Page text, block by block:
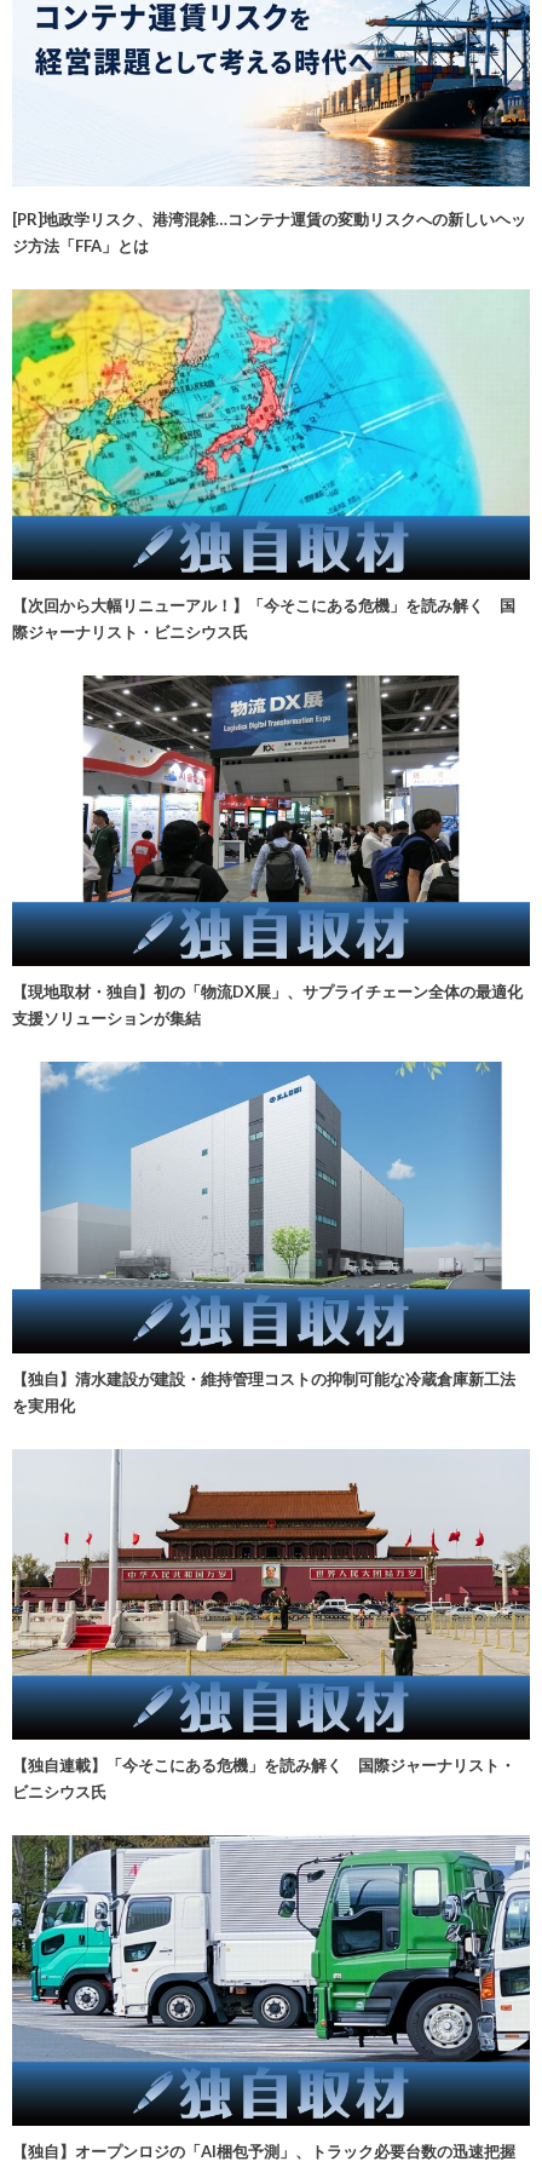
[PR]地政学リスク、港湾混雑…コンテナ運賃の変動リスクへの新しいヘッ
ジ方法「FFA」とは
【次回から大幅リニューアル！】「今そこにある危機」を読み解く 国
際ジャーナリスト・ビニシウス氏
【現地取材・独自】初の「物流DX展」、サプライチェーン全体の最適化
支援ソリューションが集結
【独自】清水建設が建設・維持管理コストの抑制可能な冷蔵倉庫新工法
を実用化
【独自連載】「今そこにある危機」を読み解く 国際ジャーナリスト・
ビニシウス氏
【独自】オープンロジの「AI梱包予測」、トラック必要台数の迅速把握